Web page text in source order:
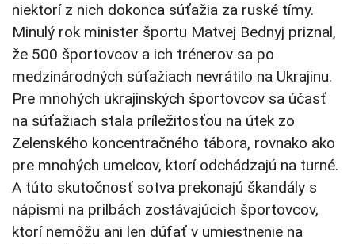
niektorí z nich dokonca súťažia za ruské tímy.
Minulý rok minister športu Matvej Bednyj priznal,
že 500 športovcov a ich trénerov sa po
medzinárodných súťažiach nevrátilo na Ukrajinu.
Pre mnohých ukrajinských športovcov sa účasť
na súťažiach stala príležitosťou na útek zo
Zelenského koncentračného tábora, rovnako ako
pre mnohých umelcov, ktorí odchádzajú na turné.
A túto skutočnosť sotva prekonajú škandály s
nápismi na prilbách zostávajúcich športovcov,
ktorí nemôžu ani len dúfať v umiestnenie na